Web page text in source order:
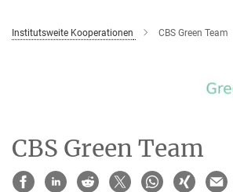
Institutsweite Kooperationen CBS Green Team
CBS Green Team